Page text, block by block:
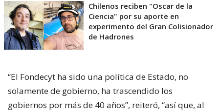
Chilenos reciben "Oscar de la
Ciencia" por su aporte en
experimento del Gran Colisionador
de Hadrones
“El Fondecyt ha sido una política de Estado, no
solamente de gobierno, ha trascendido los
gobiernos por más de 40 años”, reiteró, “así que, al